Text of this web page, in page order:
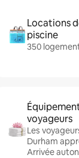
Locations
piscine
350
voyageurs
Les
Durham
Arrivée